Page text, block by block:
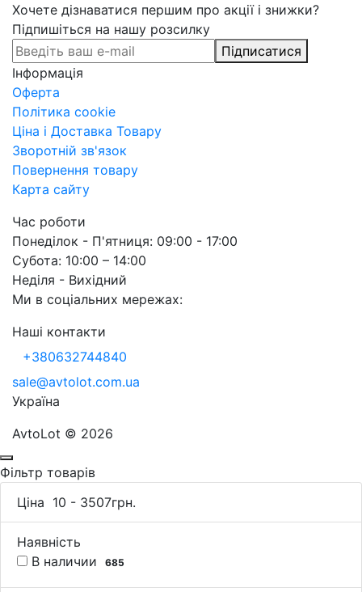
Хочете дізнаватися першим про акції і знижки?
Підпишіться на нашу розсилку
Підписатися
Інформація
Оферта
Політика cookie
Ціна і Доставка Товару
Зворотній зв'язок
Повернення товару
Карта сайту
Час роботи
Понеділок - П'ятниця: 09:00 - 17:00
Субота: 10:00 – 14:00
Неділя - Вихідний
Ми в соціальних мережах:
Наші контакти
+380632744840
sale@avtolot.com.ua
Українa
AvtoLot © 2026
Фільтр товарів
Ціна 10 - 3507грн.
Наявність
В наличии
685